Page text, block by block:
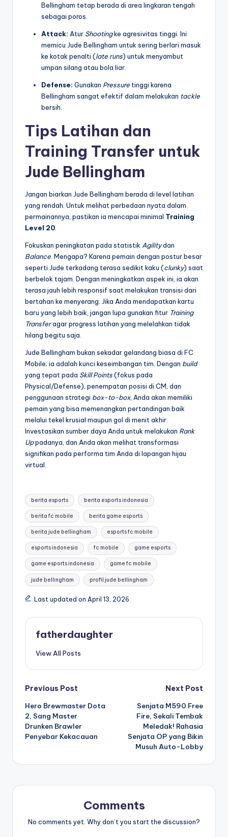
Bellingham tetap berada di area lingkaran tengah
sebagai poros.
Attack: Atur Shootingke agresivitas tinggi. Ini
memicu Jude Bellingham untuk sering berlari masuk
ke kotak penalti (late runs) untuk menyambut
umpan silang atau bola liar.
Defense: Gunakan Pressure tinggi karena
Bellingham sangat efektif dalam melakukan tackle
bersih.
Tips Latihan dan
Training Transfer untuk
Jude Bellingham
Jangan biarkan Jude Bellingham berada di level latihan
yang rendah. Untuk melihat perbedaan nyata dalam
permainannya, pastikan ia mencapai minimal Training
Level 20
Fokuskan peningkatan pada statistik Agilitydan
Balance . Mengapa? Karena pemain dengan postur besar
seperti Jude terkadang terasa sedikit kaku (clunky) saat
berbelok tajam. Dengan meningkatkan aspek ini, ia akan
terasa jauh lebih responsif saat melakukan transisi dari
bertahan ke menyerang. Jika Anda mendapatkan kartu
baru yang lebih baik, jangan lupa gunakan fitur Training
Transferagar progress latihan yang melelahkan tidak
hilang begitu saja.
Jude Bellingham bukan sekadar gelandang biasa di FC
Mobile; ia adalah kunci keseimbangan tim. Dengan build
yang tepat pada Skill Points(fokus pada
Physical/Defense), penempatan posisi di CM, dan
penggunaan strategi box-to-box, Anda akan memiliki
pemain yang bisa memenangkan pertandingan baik
melalui tekel krusial maupun gol di menit akhir.
Investasikan sumber daya Anda untuk melakukan Rank
Uppadanya, dan Anda akan melihat transformasi
signifikan pada performa tim Anda di lapangan hijau
virtual.
Tags:
berita esports berita esports indonesia
berita fc mobile berita game esports
berita jude bellingham esports fc mobile
esports indonesia fc mobile game esports
game esports indonesia game fc mobile
jude bellingham profil jude bellingham
Last updated on April 13, 2026
fatherdaughter
View All Posts
Post
navigation
Previous Post
Hero Brewmaster Dota
2, Sang Master
Drunken Brawler
Penyebar Kekacauan
Next Post
Senjata M590 Free
Fire, Sekali Tembak
Meledak! Rahasia
Senjata OP yang Bikin
Musuh Auto-Lobby
Comments
No comments yet. Why don’t you start the discussion?